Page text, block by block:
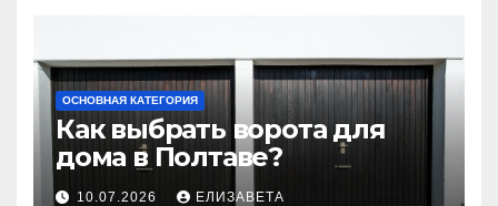
ОСНОВНАЯ КАТЕГОРИЯ
Как выбрать ворота для
дома в Полтаве?
10.07.2026 ЕЛИЗАВЕТА